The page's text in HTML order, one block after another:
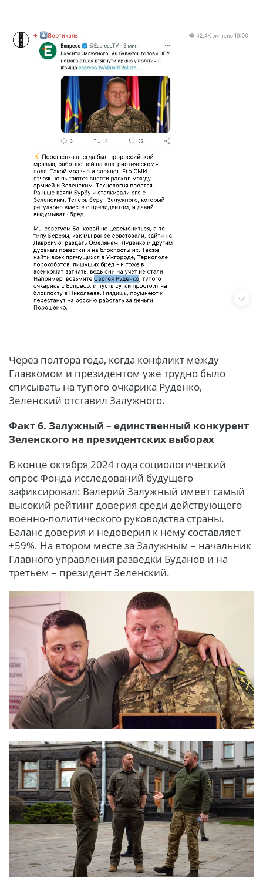
Через полтора года, когда конфликт между
Главкомом и президентом уже трудно было
списывать на тупого очкарика Руденко,
Зеленский отставил Залужного.
Факт 6. Залужный – единственный конкурент
Зеленского на президентских выборах
В конце октября 2024 года социологический
опрос Фонда исследований будущего
зафиксировал: Валерий Залужный имеет самый
высокий рейтинг доверия среди действующего
военно-политического руководства страны.
Баланс доверия и недоверия к нему составляет
+59%. На втором месте за Залужным – начальник
Главного управления разведки Буданов и на
третьем – президент Зеленский.